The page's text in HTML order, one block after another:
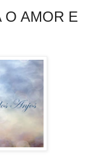
O AMOR E